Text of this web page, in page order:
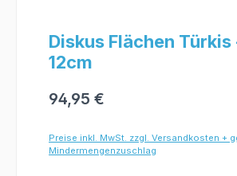
Diskus Flächen Türkis
12cm
94,95 €
Preise inkl. MwSt. zzgl. Versandkosten +
Mindermengenzuschlag